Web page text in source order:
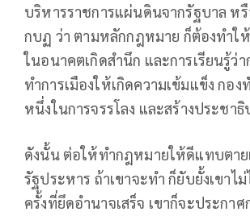
บริหารราชการแผ่นดินจากรัฐบาล ห
กบฏ ว่า ตามหลักกฎหมาย ก็ต้องทำใ
ในอนาคตเกิดสำนึก และการเรียนรู้ว่า
ทำการเมืองให้เกิดความเข้มแข็ง กอ
หนึ่งในการจรรโลง และสร้างประชาธิ
ดังนั้น ต่อให้ทำกฎหมายให้ดีแทบตาย
รัฐประหาร ถ้าเขาจะทำ ก็ยับยั้งเขาไ
ครั้งที่ยึดอำนาจเสร็จ เขาก็จะประกา